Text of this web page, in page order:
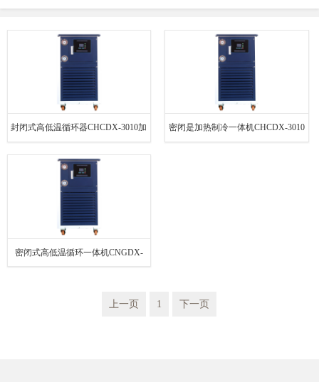
封闭式高低温循环器CHCDX-3010加 密闭是加热制冷一体机CHCDX-3010
密闭式高低温循环一体机CNGDX-
上一页 1 下一页